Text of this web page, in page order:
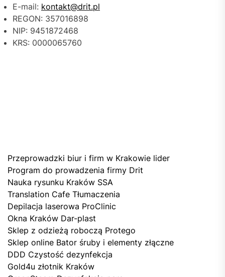
E-mail: kontakt@drit.pl
REGON: 357016898
NIP: 9451872468
KRS: 0000065760
Przeprowadzki biur i firm w Krakowie lider
Program do prowadzenia firmy Drit
Nauka rysunku Kraków SSA
Translation Cafe Tłumaczenia
Depilacja laserowa ProClinic
Okna Kraków Dar-plast
Sklep z odzieżą roboczą Protego
Sklep online Bator śruby i elementy złączne
DDD Czystość dezynfekcja
Gold4u złotnik Kraków